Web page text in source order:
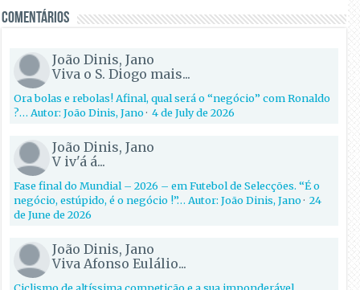
Comentários
João Dinis, Jano
Viva o S. Diogo mais...
Ora bolas e rebolas! Afinal, qual será o “negócio” com Ronaldo
?… Autor: João Dinis, Jano·4 de July de 2026
João Dinis, Jano
V iv'á á...
Fase final do Mundial – 2026 – em Futebol de Selecções. “É o
negócio, estúpido, é o negócio !”… Autor: João Dinis, Jano·24
de June de 2026
João Dinis, Jano
Viva Afonso Eulálio...